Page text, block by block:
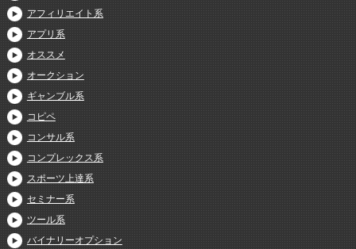
アフィリエイト系
アプリ系
オススメ
オークション
ギャンブル系
コピペ
コンサル系
コンプレックス系
スポーツ上達系
セミナー系
ツール系
バイナリーオプション